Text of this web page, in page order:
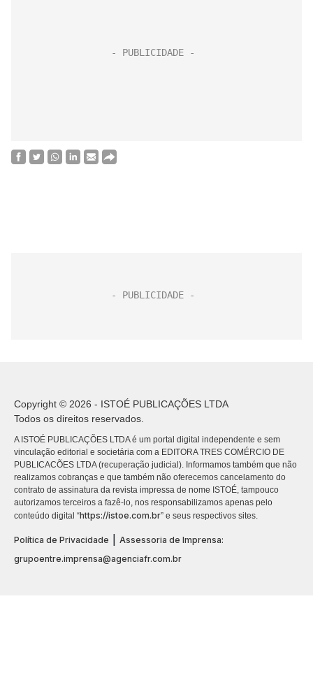
Copyright © 2026 - ISTOÉ PUBLICAÇÕES LTDA
Todos os direitos reservados.
A ISTOÉ PUBLICAÇÕES LTDA é um portal digital independente e sem
vinculação editorial e societária com a EDITORA TRES COMÉRCIO DE
PUBLICACÕES LTDA (recuperação judicial). Informamos também que não
realizamos cobranças e que também não oferecemos cancelamento do
contrato de assinatura da revista impressa de nome ISTOÉ, tampouco
autorizamos terceiros a fazê-lo, nos responsabilizamos apenas pelo
conteúdo digital “https://istoe.com.br” e seus respectivos sites.
Política de Privacidade
Assessoria de Imprensa:
grupoentre.imprensa@agenciafr.com.br